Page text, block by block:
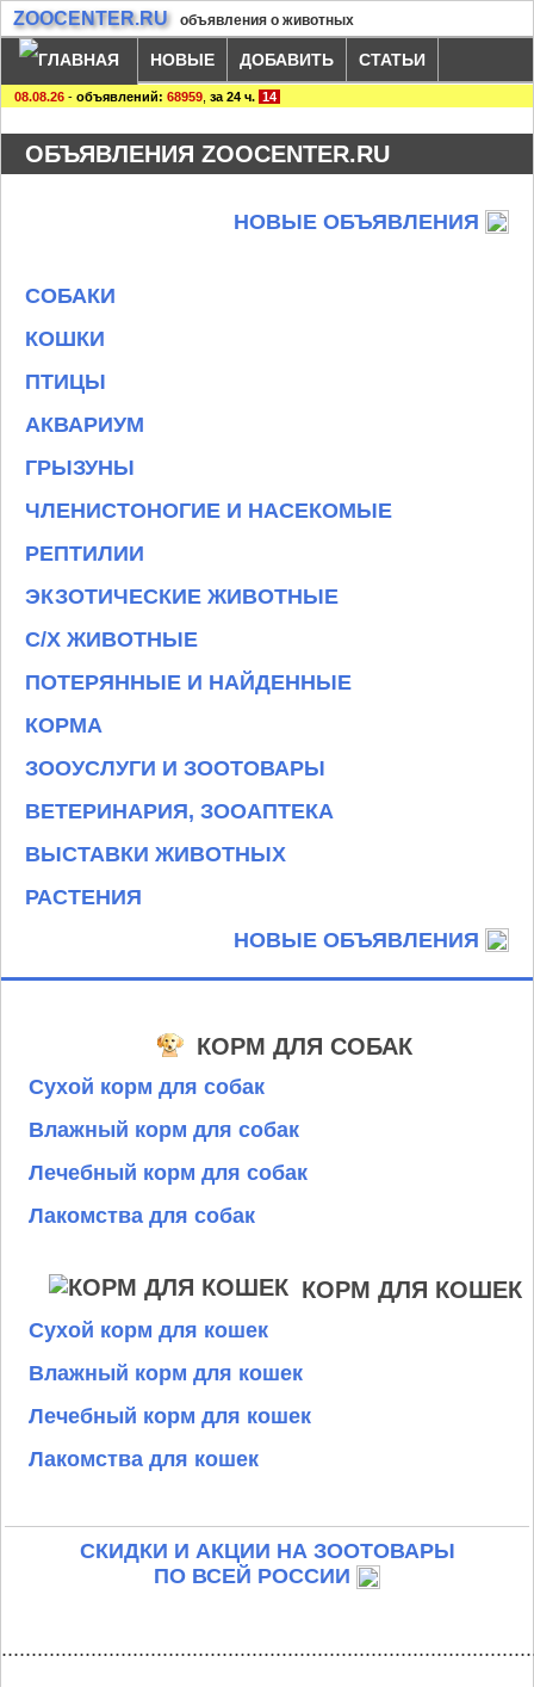
ZOOCENTER.RU объявления о животных
НОВЫЕ ДОБАВИТЬ СТАТЬИ
08.08.26 - объявлений: 68959 за 24 ч. 14
ОБЪЯВЛЕНИЯ ZOOCENTER.RU
НОВЫЕ ОБЪЯВЛЕНИЯ
СОБАКИ
КОШКИ
ПТИЦЫ
АКВАРИУМ
ГРЫЗУНЫ
ЧЛЕНИСТОНОГИЕ И НАСЕКОМЫЕ
РЕПТИЛИИ
ЭКЗОТИЧЕСКИЕ ЖИВОТНЫЕ
С/Х ЖИВОТНЫЕ
ПОТЕРЯННЫЕ И НАЙДЕННЫЕ
КОРМА
ЗООУСЛУГИ И ЗООТОВАРЫ
ВЕТЕРИНАРИЯ, ЗООАПТЕКА
ВЫСТАВКИ ЖИВОТНЫХ
РАСТЕНИЯ
НОВЫЕ ОБЪЯВЛЕНИЯ
КОРМ ДЛЯ СОБАК
Сухой корм для собак
Влажный корм для собак
Лечебный корм для собак
Лакомства для собак
КОРМ ДЛЯ КОШЕК
Сухой корм для кошек
Влажный корм для кошек
Лечебный корм для кошек
Лакомства для кошек
СКИДКИ И АКЦИИ НА ЗООТОВАРЫ
ПО ВСЕЙ РОССИИ